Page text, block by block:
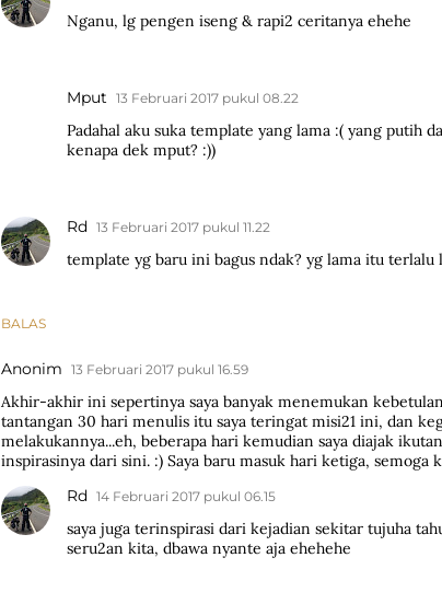
BALAS
Nganu, lg pengen iseng & rapi2 ceritanya ehehe
Mput 13 Februari 2017 pukul 08.22
Padahal aku suka template yang lama :( yang putih
kenapa dek mput? :))
Rd 13 Februari 2017 pukul 11.22
template yg baru ini bagus ndak? yg lama itu terlalu
Anonim 13 Februari 2017 pukul 16.59
Akhir-akhir ini sepertinya saya banyak menemukan
tantangan 30 hari menulis itu saya teringat misi21 ini, dan
melakukannya...eh, beberapa hari kemudian saya diajak
inspirasinya dari sini. :) Saya baru masuk hari ketiga, semoga
Rd 14 Februari 2017 pukul 06.15
saya juga terinspirasi dari kejadian sekitar tujuha
seru2an kita, dbawa nyante aja ehehehe